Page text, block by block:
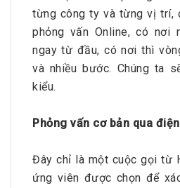
từng công ty và từng vị trí,
phỏng vấn Online, có nơi
ngay từ đầu, có nơi thì
và nhiều bước. Chúng ta
kiểu.
Phỏng vấn cơ bản qua
Đây chỉ là một cuộc gọi từ
ứng viên được chọn để